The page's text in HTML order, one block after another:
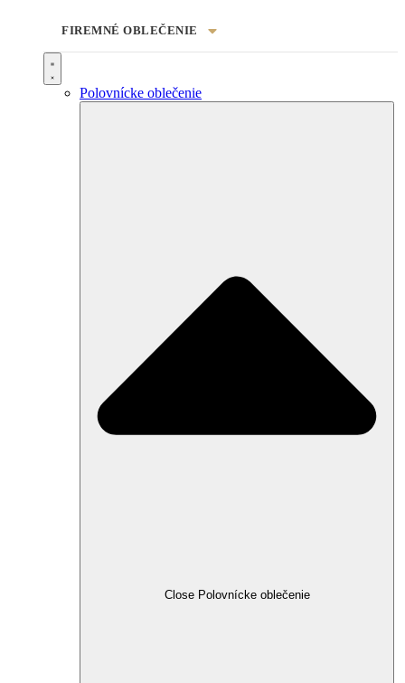
FIREMNÉ OBLEČENIE
Polovnícke oblečenie
Close Polovnícke oblečenie